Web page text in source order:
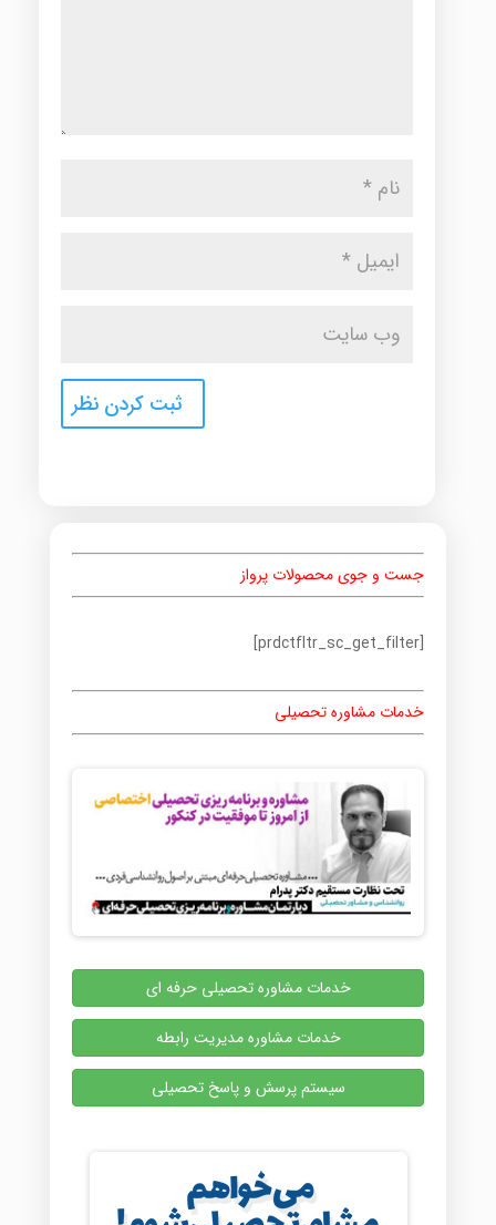
جست و جوی محصولات پرواز
[prdctfltr_sc_get_filter]
خدمات مشاوره تحصیلی
خدمات مشاوره تحصیلی حرفه ای
خدمات مشاوره مدیریت رابطه
سیستم پرسش و پاسخ تحصیلی